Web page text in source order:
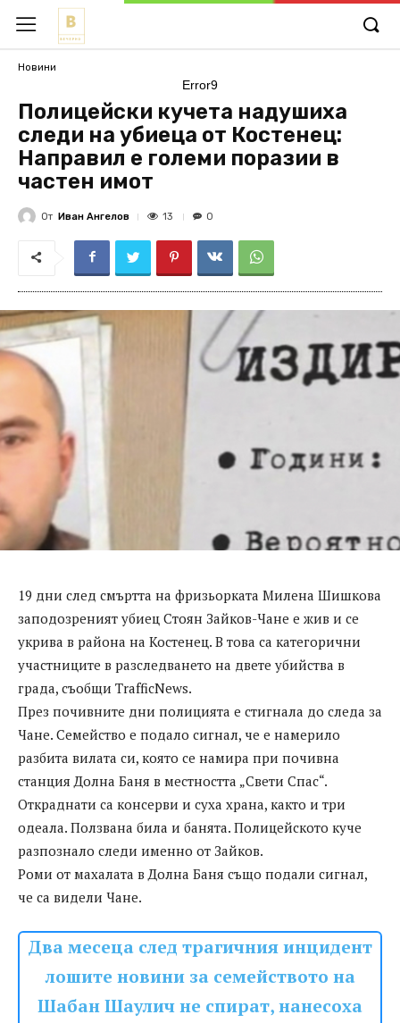
Новини
Error9
Полицейски кучета надушиха
следи на убиеца от Костенец:
Направил е големи поразии в
частен имот
От Иван Ангелов 13 0
19 дни след смъртта на фризьорката Милена Шишкова
заподозреният убиец Стоян Зайков-Чане е жив и се
укрива в района на Костенец. В това са категорични
участниците в разследването на двете убийства в
града, съобщи TrafficNews.
През почивните дни полицията е стигнала до следа за
Чане. Семейство е подало сигнал, че е намерило
разбита вилата си, която се намира при почивна
станция Долна Баня в местността „Свети Спас“.
Откраднати са консерви и суха храна, както и три
одеала. Ползвана била и банята. Полицейското куче
разпознало следи именно от Зайков.
Роми от махалата в Долна Баня също подали сигнал,
че са видели Чане.
Два месеца след трагичния инцидент
лошите новини за семейството на
Шабан Шаулич не спират, нанесоха